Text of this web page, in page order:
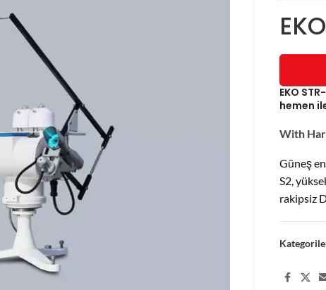
EKO
hemen
With
Güneş
S2,
rakipsiz
Share: